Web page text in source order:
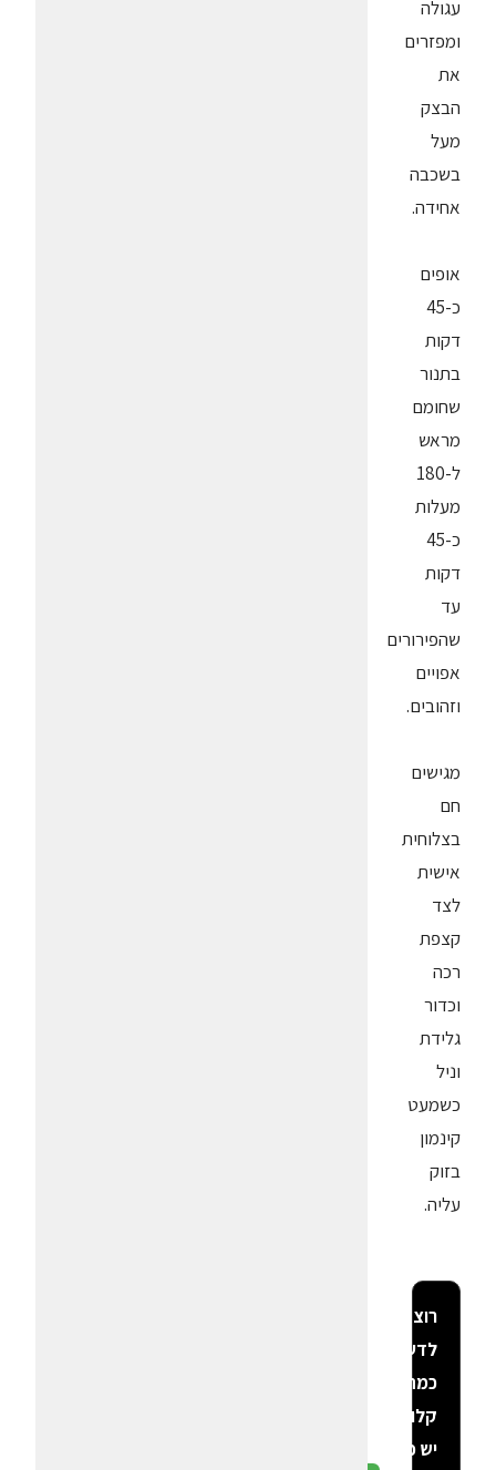
עגולה
ומפזרים
את
הבצק
מעל
בשכבה
אחידה.
אופים
כ-45
דקות
בתנור
שחומם
מראש
ל-180
מעלות
כ-45
דקות
עד
שהפירורים
אפויים
וזהובים.
מגישים
חם
בצלוחית
אישית
לצד
קצפת
רכה
וכדור
גלידת
וניל
כשמעט
קינמון
בזוק
עליה.
רוצה
לדעת
כמה
קלוריות
יש פה?